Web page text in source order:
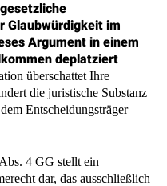
Glaubwürdigkeit im
Argument in einem
deplatziert
überschattet Ihre
die juristische Substanz
Entscheidungsträger
4 GG stellt ein
dar, das ausschließlich